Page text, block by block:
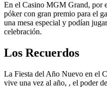
En el Casino MGM Grand, por
póker con gran premio para el
una mesa especial y podían
celebración.
Los Recuerdos
La Fiesta del Año Nuevo en el
vive una vez al año, , el poder